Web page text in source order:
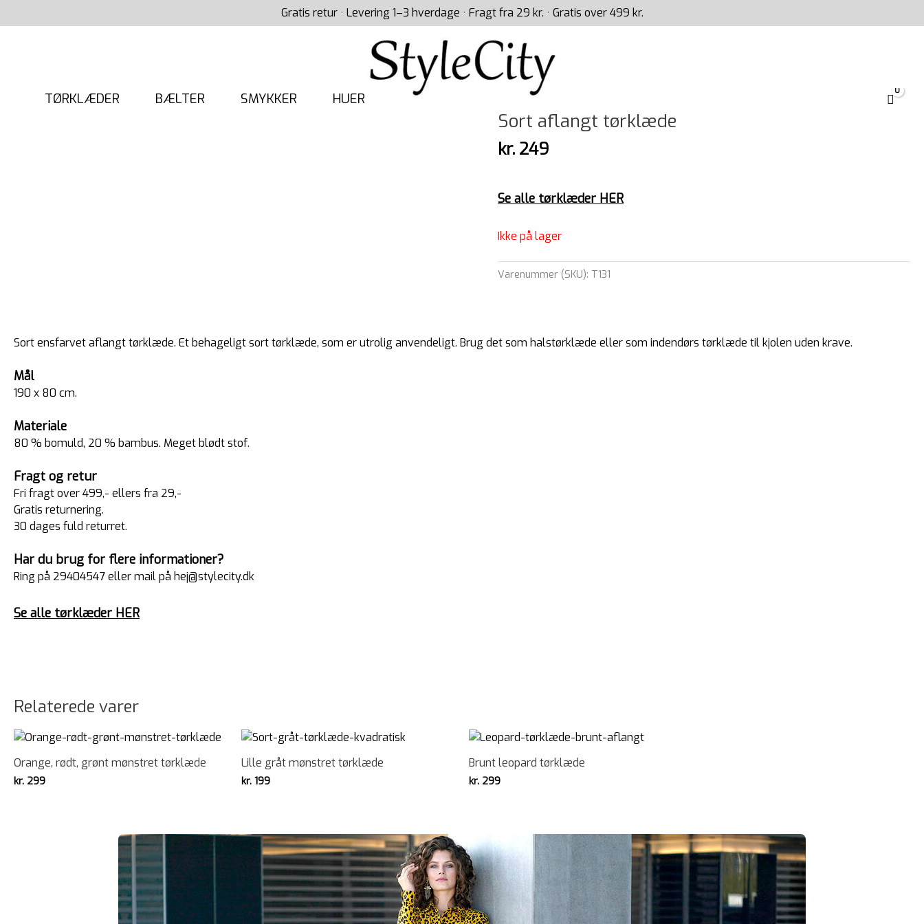
til
Gratis retur · Levering 1–3 hverdage · Fragt fra 29 kr. · Gratis over 499 kr.
TØRKLÆDER BÆLTER SMYKKER HUER
Sort aflangt tørklæde
kr. 249
Se alle tørklæder HER
Ikke på lager
Varenummer (SKU): T131
Sort ensfarvet aflangt tørklæde. Et behageligt sort tørklæde, som er utrolig anvendeligt. Brug det som halstørklæde eller som indendørs tørklæde til kjolen uden krave.
Mål
190 x 80 cm.
Materiale
80 % bomuld, 20 % bambus. Meget blødt stof.
Fragt og retur
Fri fragt over 499,- ellers fra 29,-
Gratis returnering.
30 dages fuld returret.
Har du brug for flere informationer?
Ring på 29404547 eller mail på hej@stylecity.dk
Se alle tørklæder HER
Relaterede varer
Orange, rødt, grønt mønstret tørklæde
kr. 299
Lille gråt mønstret tørklæde
kr. 199
Brunt leopard tørklæde
kr. 299